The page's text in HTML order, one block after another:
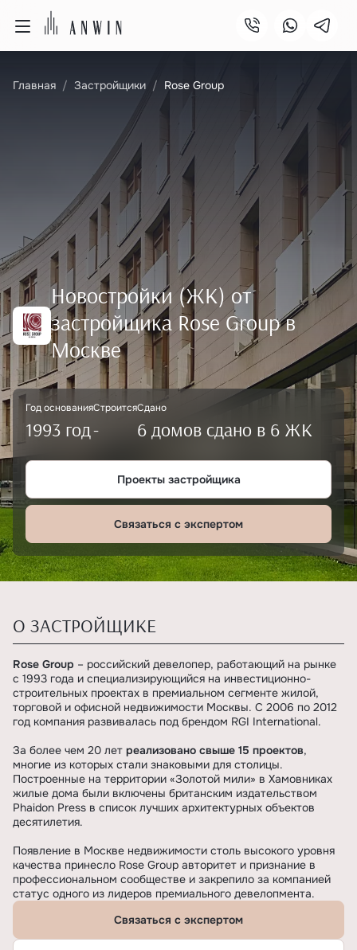
Главная Застройщики Rose Group
Новостройки (ЖК) от
застройщика Rose Group в
Москве
Год основания
1993 год
Строится
-
Сдано
6 домов сдано в 6 ЖК
Проекты застройщика
Связаться с экспертом
О ЗАСТРОЙЩИКЕ
Rose Group – российский девелопер, работающий на рынке
с 1993 года и специализирующийся на инвестиционно-
строительных проектах в премиальном сегменте жилой,
торговой и офисной недвижимости Москвы. С 2006 по 2012
год компания развивалась под брендом RGI International.
За более чем 20 лет реализовано свыше 15 проектов,
многие из которых стали знаковыми для столицы.
Построенные на территории «Золотой мили» в Хамовниках
жилые дома были включены британским издательством
Phaidon Press в список лучших архитектурных объектов
десятилетия.
Появление в Москве недвижимости столь высокого уровня
качества принесло Rose Group авторитет и признание в
профессиональном сообществе и закрепило за компанией
статус одного из лидеров премиального девелопмента.
Связаться с экспертом